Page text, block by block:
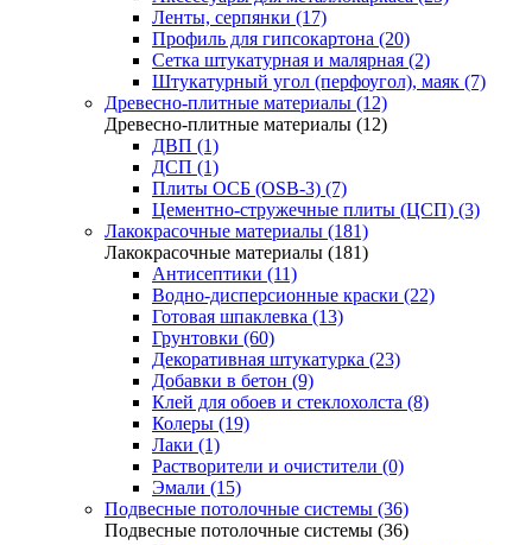
Ленты, серпянки (17)
Профиль для гипсокартона (20)
Сетка штукатурная и малярная (2)
Штукатурный угол (перфоугол), маяк (7)
Древесно-плитные материалы (12)
Древесно-плитные материалы (12)
ДВП (1)
ДСП (1)
Плиты ОСБ (OSB-3) (7)
Цементно-стружечные плиты (ЦСП) (3)
Лакокрасочные материалы (181)
Лакокрасочные материалы (181)
Антисептики (11)
Водно-дисперсионные краски (22)
Готовая шпаклевка (13)
Грунтовки (60)
Декоративная штукатурка (23)
Добавки в бетон (9)
Клей для обоев и стеклохолста (8)
Колеры (19)
Лаки (1)
Растворители и очистители (0)
Эмали (15)
Подвесные потолочные системы (36)
Подвесные потолочные системы (36)